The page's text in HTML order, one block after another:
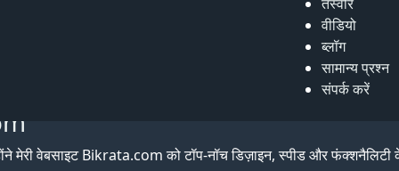
वीडियो
ब्लॉग
सामान्य प्रश्न
संपर्क करें
उन्होंने वही दिया जो हमने माँगा था - एक सरल, आसान दुकान जो
वेबसाइट Bikrata.com को टॉप-नॉच डिज़ाइन, स्पीड और फंक्शनैलिटी